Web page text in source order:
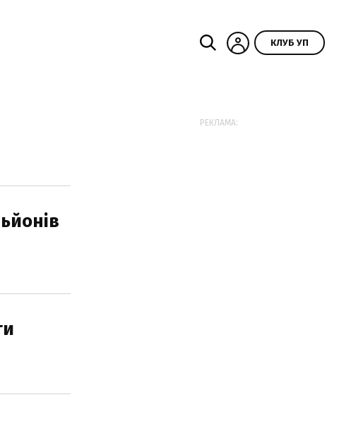
КЛУБ УП
РЕКЛАМА: